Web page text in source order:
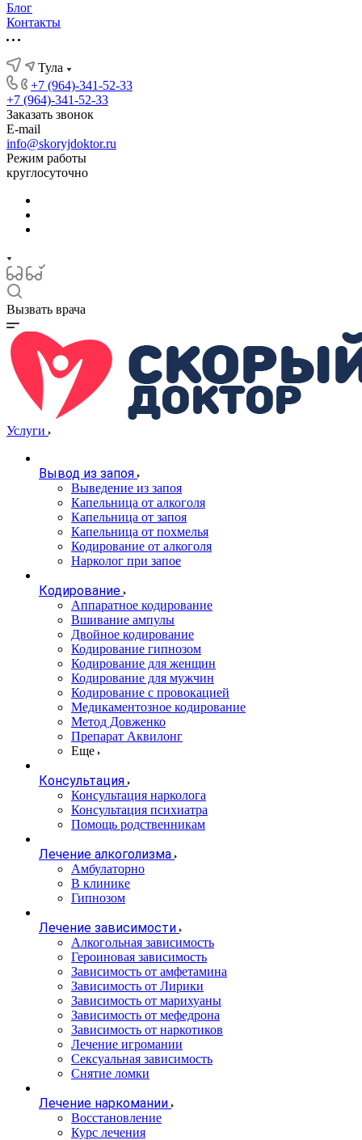
Блог
Контакты
Тула
+7 (964)-341-52-33
+7 (964)-341-52-33
Заказать звонок
E-mail
info@skoryjdoktor.ru
Режим работы
круглосуточно
Вызвать врача
Услуги
Вывод из запоя
Выведение из запоя
Капельница от алкоголя
Капельница от запоя
Капельница от похмелья
Кодирование от алкоголя
Нарколог при запое
Кодирование
Аппаратное кодирование
Вшивание ампулы
Двойное кодирование
Кодирование гипнозом
Кодирование для женщин
Кодирование для мужчин
Кодирование с провокацией
Медикаментозное кодирование
Метод Довженко
Препарат Аквилонг
Еще
Консультация
Консультация нарколога
Консультация психиатра
Помощь родственникам
Лечение алкоголизма
Амбулаторно
В клинике
Гипнозом
Лечение зависимости
Алкогольная зависимость
Героиновая зависимость
Зависимость от амфетамина
Зависимость от Лирики
Зависимость от марихуаны
Зависимость от мефедрона
Зависимость от наркотиков
Лечение игромании
Сексуальная зависимость
Снятие ломки
Лечение наркомании
Восстановление
Курс лечения